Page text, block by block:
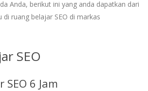
Anda, berikut ini yang anda dapatkan dari
ruang belajar SEO di markas
SEO
6 Jam